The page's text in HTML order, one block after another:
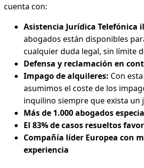
cuenta con:
Asistencia Jurídica Telefónica
abogados están disponibles
cualquier duda legal, sin límite
Defensa y reclamación en
Impago de alquileres: Con
asumimos el coste de los
inquilino siempre que exista un
Más de 1.000 abogados
El 83% de casos resueltos
Compañía líder Europea con
experiencia